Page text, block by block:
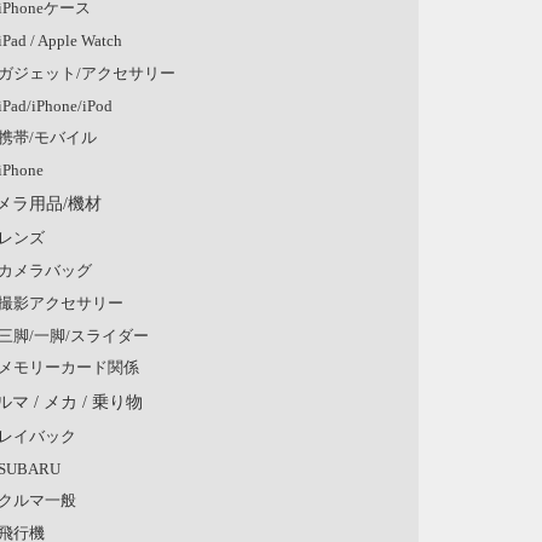
ケース
/ Apple Watch
ジェット/アクセサリー
iPhone/iPod
帯/モバイル
ラ用品/機材
ンズ
メラバッグ
影アクセサリー
脚/一脚/スライダー
モリーカード関係
マ / メカ / 乗り物
イバック
ルマ一般
行機